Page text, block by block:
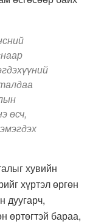
өсч,
хувийн
хүртэл өргөн
дуугарч,
өртөгтэй бараа,